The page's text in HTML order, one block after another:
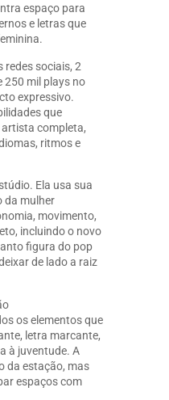
espaço para
e letras que
redes sociais, 2
250 mil plays no
expressivo.
que
completa,
ritmos e
Ela usa sua
da mulher
movimento,
incluindo o novo
figura do pop
de lado a raiz
os elementos que
letra marcante,
à juventude. A
da estação, mas
espaços com